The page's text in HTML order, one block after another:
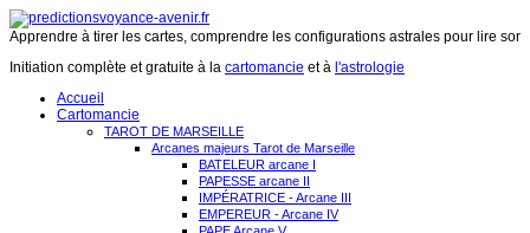
Apprendre à tirer les cartes, comprendre les configurations astrales pour lire
Initiation complète et gratuite à la cartomancie et à l'astrologie
Accueil
Cartomancie
TAROT DE MARSEILLE
Arcanes majeurs Tarot de Marseille
BATELEUR arcane I
PAPESSE arcane II
IMPÉRATRICE - Arcane III
EMPEREUR - Arcane IV